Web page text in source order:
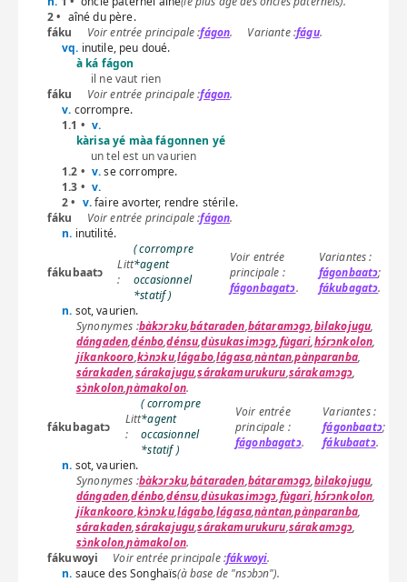
2 • aîné du père.
fáku
fágon. fágu.
vq. inutile, peu doué.
à ká fágon
il ne vaut rien
fáku
fágon.
v. corrompre.
1.1 • v.
kàrisa yé màa fágonnen yé
un tel est un vaurien
1.2 • v. se corrompre.
1.3 • v.
2 • v.faire avorter, rendre stérile.
fáku
fágon.
n. inutilité.
fákubaatɔ
( corrompre
*agent
occasionnel
*statif )
fágonbagatɔ.
fágonbaatɔ;
fákubagatɔ.
n. sot, vaurien.
bàkɔrɔku,bátaraden,bátaramɔgɔ,bìlakojugu,
dángaden,dénbo,dénsu,dùsukasimɔgɔ,fùgari,hɔ́rɔnkolon,
jíkankooro,kɔ̀nɔku,lágabo,lágasa,nàntan,pànparanba,
sárakaden,sárakajugu,sárakamurukuru,sárakamɔgɔ,
sɔ̀nkolon,ɲàmakolon.
fákubagatɔ
( corrompre
*agent
occasionnel
*statif )
fágonbagatɔ.
fágonbaatɔ;
fákubaatɔ.
n. sot, vaurien.
bàkɔrɔku,bátaraden,bátaramɔgɔ,bìlakojugu,
dángaden,dénbo,dénsu,dùsukasimɔgɔ,fùgari,hɔ́rɔnkolon,
jíkankooro,kɔ̀nɔku,lágabo,lágasa,nàntan,pànparanba,
sárakaden,sárakajugu,sárakamurukuru,sárakamɔgɔ,
sɔ̀nkolon,ɲàmakolon.
fákuwoyi
fákwoyi.
n. sauce des Songhaïs(à base de "nsɔbɔn").